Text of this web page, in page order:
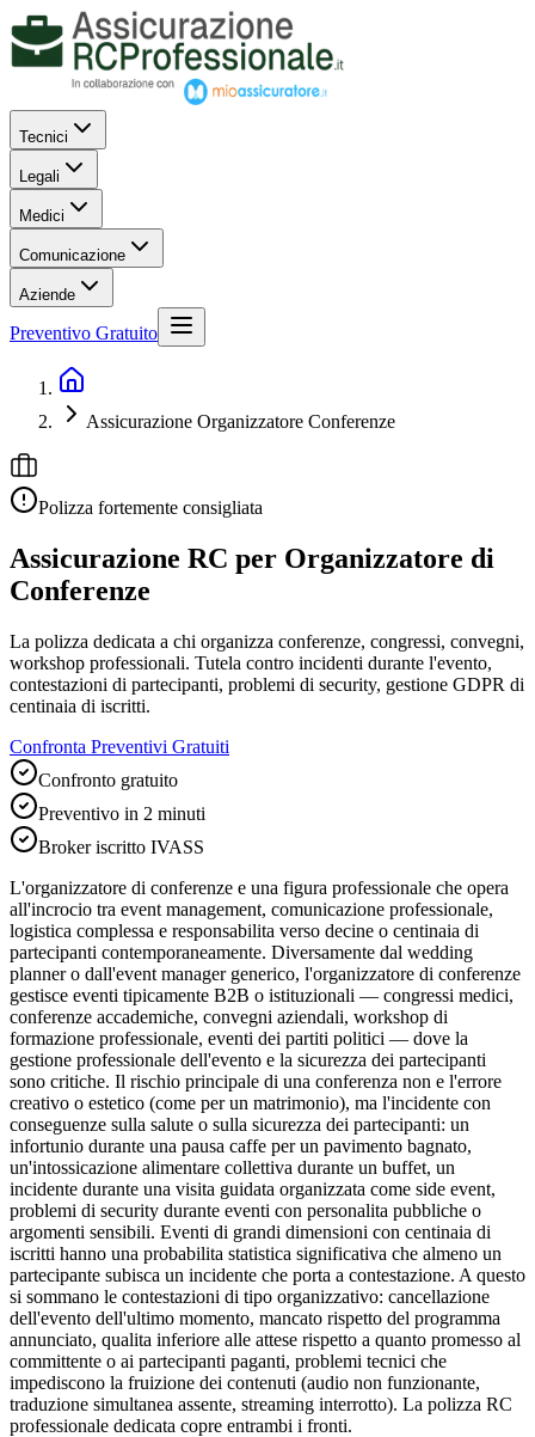
Tecnici
Legali
Medici
Comunicazione
Aziende
Preventivo Gratuito
Assicurazione Organizzatore Conferenze
Polizza fortemente consigliata
Assicurazione RC per Organizzatore di
Conferenze
La polizza dedicata a chi organizza conferenze, congressi, convegni,
workshop professionali. Tutela contro incidenti durante l'evento,
contestazioni di partecipanti, problemi di security, gestione GDPR di
centinaia di iscritti.
Confronta Preventivi Gratuiti
Confronto gratuito
Preventivo in 2 minuti
Broker iscritto IVASS
L'organizzatore di conferenze e una figura professionale che opera
all'incrocio tra event management, comunicazione professionale,
logistica complessa e responsabilita verso decine o centinaia di
partecipanti contemporaneamente. Diversamente dal wedding
planner o dall'event manager generico, l'organizzatore di conferenze
gestisce eventi tipicamente B2B o istituzionali — congressi medici,
conferenze accademiche, convegni aziendali, workshop di
formazione professionale, eventi dei partiti politici — dove la
gestione professionale dell'evento e la sicurezza dei partecipanti
sono critiche. Il rischio principale di una conferenza non e l'errore
creativo o estetico (come per un matrimonio), ma l'incidente con
conseguenze sulla salute o sulla sicurezza dei partecipanti: un
infortunio durante una pausa caffe per un pavimento bagnato,
un'intossicazione alimentare collettiva durante un buffet, un
incidente durante una visita guidata organizzata come side event,
problemi di security durante eventi con personalita pubbliche o
argomenti sensibili. Eventi di grandi dimensioni con centinaia di
iscritti hanno una probabilita statistica significativa che almeno un
partecipante subisca un incidente che porta a contestazione. A questo
si sommano le contestazioni di tipo organizzativo: cancellazione
dell'evento dell'ultimo momento, mancato rispetto del programma
annunciato, qualita inferiore alle attese rispetto a quanto promesso al
committente o ai partecipanti paganti, problemi tecnici che
impediscono la fruizione dei contenuti (audio non funzionante,
traduzione simultanea assente, streaming interrotto). La polizza RC
professionale dedicata copre entrambi i fronti.